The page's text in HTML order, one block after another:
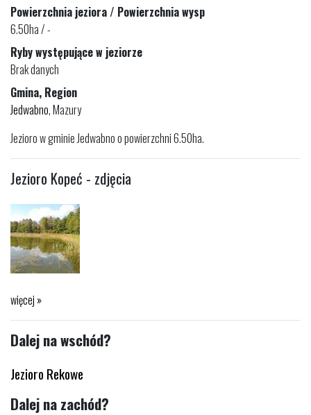
Powierzchnia jeziora / Powierzchnia wysp
6.50ha / -
Ryby występujące w jeziorze
Brak danych
Gmina, Region
Jedwabno, Mazury
Jezioro w gminie Jedwabno o powierzchni 6.50ha.
Jezioro Kopeć - zdjęcia
więcej »
Dalej na wschód?
Jezioro Rekowe
Dalej na zachód?